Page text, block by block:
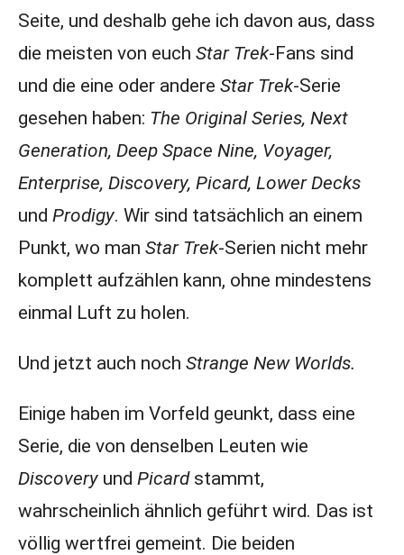
Seite, und deshalb gehe ich davon aus, dass
die meisten von euch Star Trek-Fans sind
und die eine oder andere Star Trek-Serie
gesehen haben: The Original Series, Next
Generation, Deep Space Nine, Voyager,
Enterprise, Discovery, Picard, Lower Decks
und Prodigy. Wir sind tatsächlich an einem
Punkt, wo man Star Trek-Serien nicht mehr
komplett aufzählen kann, ohne mindestens
einmal Luft zu holen.
Und jetzt auch noch Strange New Worlds.
Einige haben im Vorfeld geunkt, dass eine
Serie, die von denselben Leuten wie
Discoveryund Picardstammt,
wahrscheinlich ähnlich geführt wird. Das ist
völlig wertfrei gemeint. Die beiden